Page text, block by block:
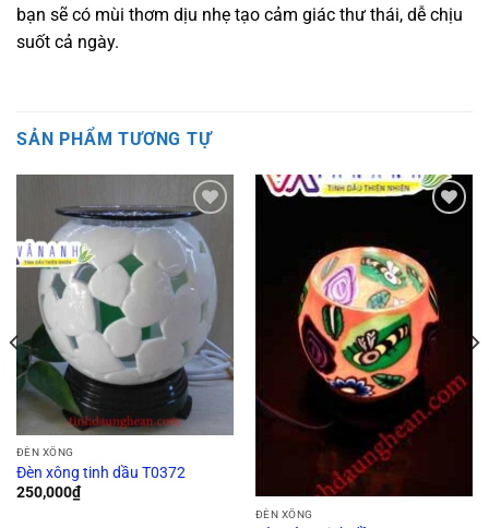
bạn sẽ có mùi thơm dịu nhẹ tạo cảm giác thư thái, dễ chịu
suốt cả ngày.
SẢN PHẨM TƯƠNG TỰ
Add to
wishlist
ĐÈN XÔNG
Đèn xông tinh dầu T0372
250,000₫
ĐÈN XÔNG